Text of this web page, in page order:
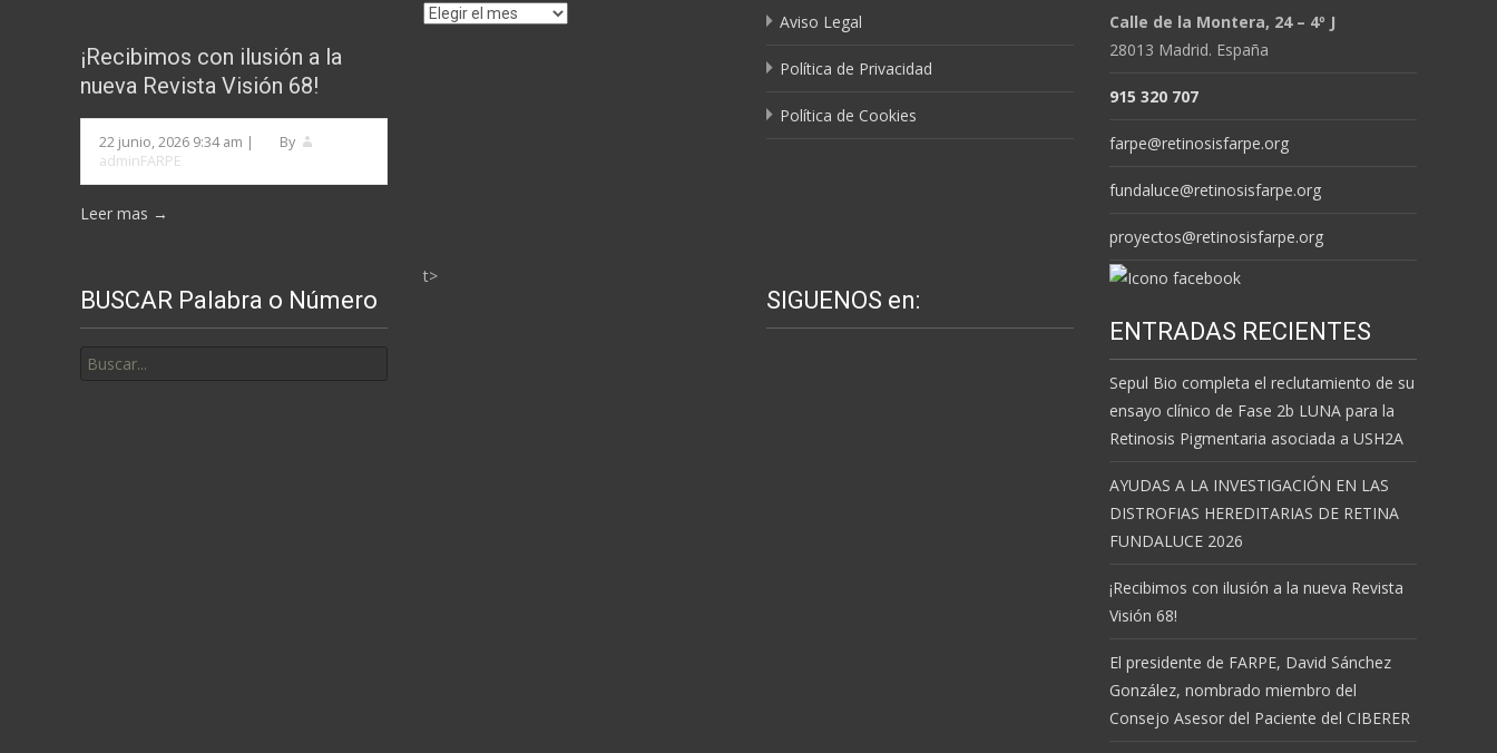
¡Recibimos con ilusión a la
nueva Revista Visión 68!
22 junio, 2026 9:34 am |
By
adminFARPE
Leer mas →
Archivos
Aviso Legal
Política de Privacidad
Política de Cookies
Calle de la Montera, 24 – 4º J
28013 Madrid. España
915 320 707
farpe@retinosisfarpe.org
fundaluce@retinosisfarpe.org
proyectos@retinosisfarpe.org
BUSCAR Palabra o Número
por:
t>
SIGUENOS en:
ENTRADAS RECIENTES
Sepul Bio completa el reclutamiento de su
ensayo clínico de Fase 2b LUNA para la
Retinosis Pigmentaria asociada a USH2A
AYUDAS A LA INVESTIGACIÓN EN LAS
DISTROFIAS HEREDITARIAS DE RETINA
FUNDALUCE 2026
¡Recibimos con ilusión a la nueva Revista
Visión 68!
El presidente de FARPE, David Sánchez
González, nombrado miembro del
Consejo Asesor del Paciente del CIBERER